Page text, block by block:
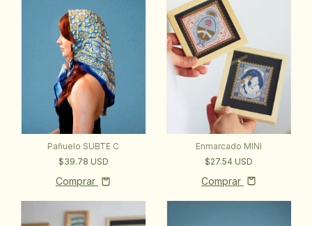
Pañuelo SUBTE C
$39.78 USD
Comprar
Enmarcado MINI
$27.54 USD
Comprar